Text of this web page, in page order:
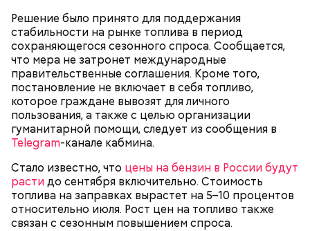
Решение было принято для поддержания
стабильности на рынке топлива в период
сохраняющегося сезонного спроса. Сообщается,
что мера не затронет международные
правительственные соглашения. Кроме того,
постановление не включает в себя топливо,
которое граждане вывозят для личного
пользования, а также с целью организации
гуманитарной помощи, следует из сообщения в
Telegram-канале кабмина.
Стало известно, что цены на бензин в России будут
растидо сентября включительно. Стоимость
топлива на заправках вырастет на 5–10 процентов
относительно июля. Рост цен на топливо также
связан с сезонным повышением спроса.
Спагетти из кабачков
— В дыне содержится много сахара, который
представлен фруктозой. С одной стороны — это
хорошо, потому что дает энергию. Но важно
увлекаться, так же как и арбузами, людям с
сахарным диабетом и лишним весом, —
подчеркнула доктор.